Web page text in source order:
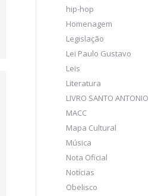
hip-hop
Homenagem
Legislação
Lei Paulo Gustavo
Leis
Literatura
LIVRO SANTO ANTONIO
MACC
Mapa Cultural
Música
Nota Oficial
Notícias
Obelisco